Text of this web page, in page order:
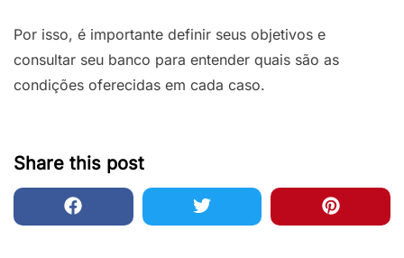
Por isso, é importante definir seus objetivos e
consultar seu banco para entender quais são as
condições oferecidas em cada caso.
Share this post